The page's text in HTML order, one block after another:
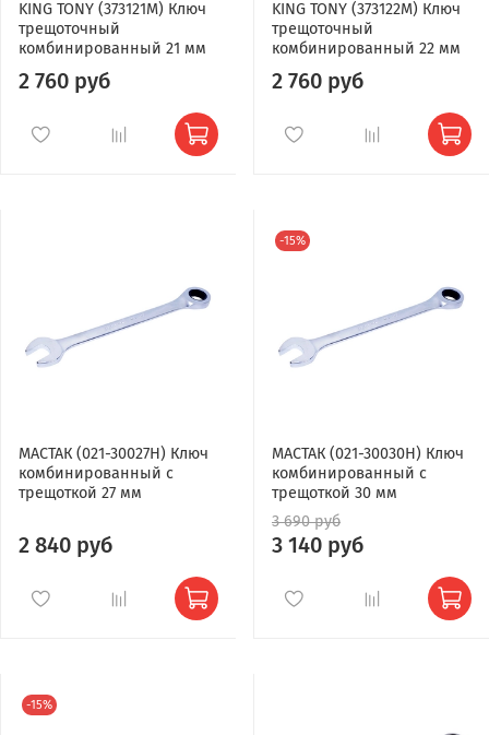
KING TONY (373121M) Ключ
трещоточный
комбинированный 21 мм
2 760 руб
KING TONY (373122M) Ключ
трещоточный
комбинированный 22 мм
2 760 руб
МАСТАК (021-30027H) Ключ
комбинированный с
трещоткой 27 мм
2 840 руб
-15%
МАСТАК (021-30030H) Ключ
комбинированный с
трещоткой 30 мм
3 690 руб
3 140 руб
-15%